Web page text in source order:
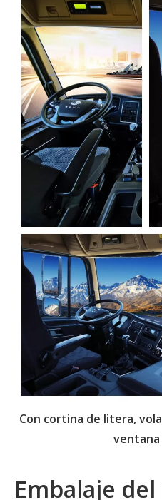
Con cortina de litera,
Embalaje